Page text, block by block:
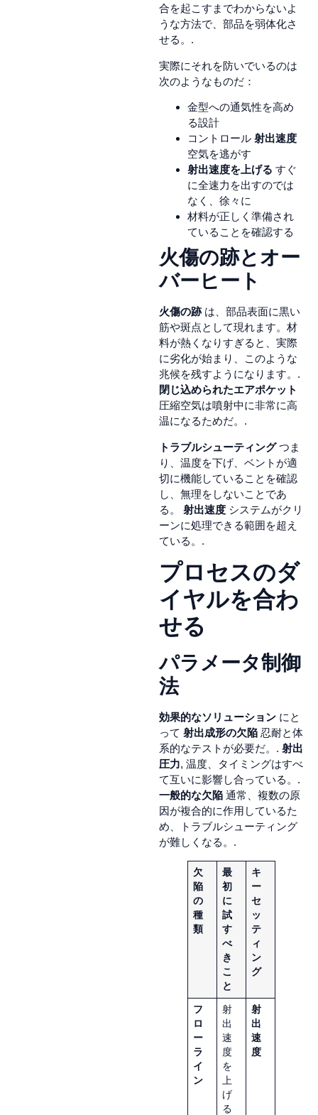
合を起こすまでわからないよ
うな方法で、部品を弱体化さ
せる。.
実際にそれを防いでいるのは
次のようなものだ：
金型への通気性を高め
る設計
コントロール 射出速度
空気を逃がす
射出速度を上げる すぐ
に全速力を出すのでは
なく、徐々に
材料が正しく準備され
ていることを確認する
火傷の跡とオー
バーヒート
火傷の跡 は、部品表面に黒い
筋や斑点として現れます。材
料が熱くなりすぎると、実際
に劣化が始まり、このような
兆候を残すようになります。.
閉じ込められたエアポケット
圧縮空気は噴射中に非常に高
温になるためだ。.
トラブルシューティングつま
り、温度を下げ、ベントが適
切に機能していることを確認
し、無理をしないことであ
る。 射出速度 システムがクリ
ーンに処理できる範囲を超え
ている。.
プロセスのダ
イヤルを合わ
せる
パラメータ制御
法
効果的なソリューション にと
って 射出成形の欠陥 忍耐と体
系的なテストが必要だ。. 射出
圧力, 温度、タイミングはすべ
て互いに影響し合っている。.
一般的な欠陥 通常、複数の原
因が複合的に作用しているた
め、トラブルシューティング
が難しくなる。.
欠
陥
の
種
類
最
初
に
試
す
べ
き
こ
と
キ
ー
セ
ッ
テ
ィ
ン
グ
フ
ロ
ー
ラ
イ
ン
射
出
速
度
を
上
げ
る
射
出
速
度